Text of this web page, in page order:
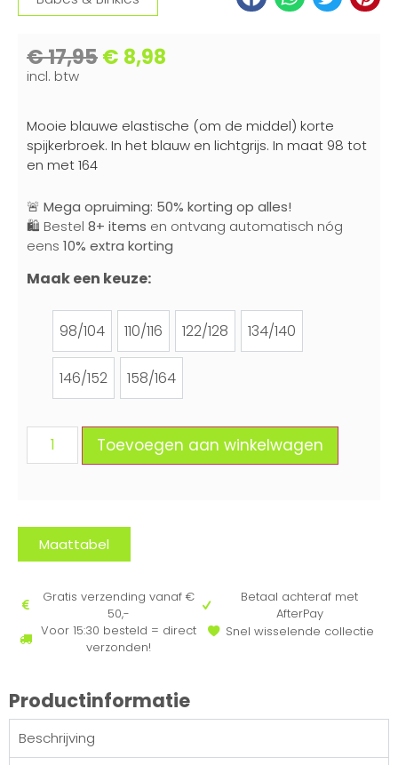
€17,95€ 8,98
incl. btw
Mooie blauwe elastische (om de middel) korte
spijkerbroek. In het blauw en lichtgrijs. In maat 98 tot
en met 164
🚨 Mega opruiming: 50% korting op alles!
🛍️ Bestel 8+ items en ontvang automatisch nóg
eens 10% extra korting
Maak een keuze:
98/104
98/104
110/116
110/116
122/128
122/128
134/140
134/140
146/152
146/152
158/164
158/164
Toevoegen aan winkelwagen
Maattabel
Gratis verzending vanaf €
50,-
Voor 15:30 besteld = direct
verzonden!
Betaal achteraf met
AfterPay
Snel wisselende collectie
Productinformatie
Beschrijving